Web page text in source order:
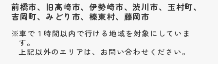
前橋市、旧高崎市、伊勢崎市、渋川市、 玉村町、
吉岡町、みどり市、榛東村、藤岡市
車で１時間以内で行ける地域を対象にしていま
す。
上記以外のエリアは、お問い合わせください。